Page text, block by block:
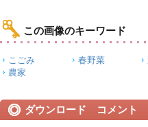
この画像のキーワード
こごみ 春野菜
農家
ダウンロード コメント